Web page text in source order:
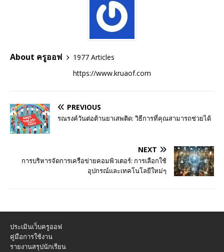
About ครูออฟ
1977 Articles
https://www.kruaof.com
PREVIOUS
รณรงค์วันต่อต้านยาเสพติด: วิธีการที่คุณสามารถช่วยได้
NEXT
การบริหารจัดการเครือข่ายคอมพิวเตอร์: การเลือกใช้
อุปกรณ์และเทคโนโลยีใหม่ๆ
ประเมินเว็บครูออฟ
คู่มือการใช้งาน
รายงานสรุปนักเรียน